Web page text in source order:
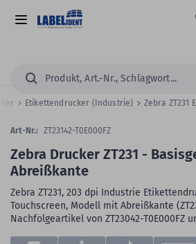
Hauptinhalt
springen
Alle
Suchen...
Etikettendrucker (Industrie) Zebra
Zebra Drucker ZT231 -
Abreißkante
Zebra ZT231, 203 dpi Industrie
Touchscreen, Modell mit Abreißkante
Nachfolgeartikel von ZT23042-T0E000FZ
Art-Nr.: ZT23142-T0E000FZ